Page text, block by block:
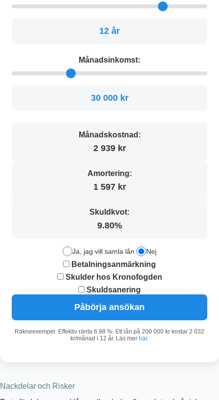
12 år
Månadsinkomst:
30 000 kr
Månadskostnad:
2 939 kr
Amortering:
1 597 kr
Skuldkvot:
9.80%
Ja, jag vill samla lån Nej
Betalningsanmärkning
Skulder hos Kronofogden
Skuldsanering
Påbörja ansökan
Räkneexempel: Effektiv ränta 6.98 %. Ett lån på 200 000 kr kostar 2 032
kr/månad i 12 år. Läs mer här.
Nackdelar och Risker